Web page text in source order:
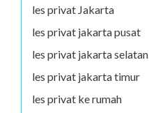
les privat Jakarta
les privat jakarta pusat
les privat jakarta selatan
les privat jakarta timur
les privat ke rumah